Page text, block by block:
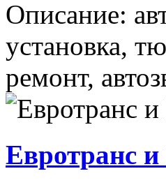
Описание:
установка,
ремонт,
Евротранс